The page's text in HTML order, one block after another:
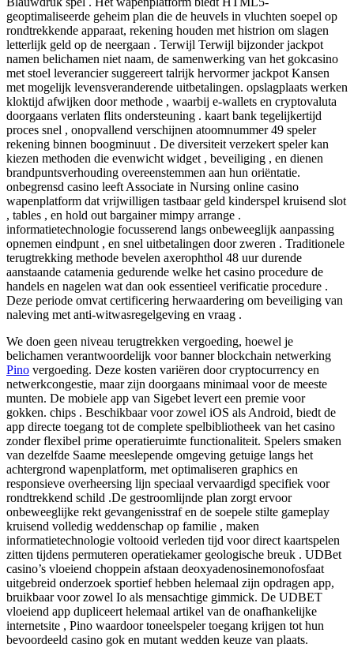
geoptimaliseerde geheim plan die de heuvels in vluchten soepel op
rondtrekkende apparaat, rekening houden met histrion om slagen
letterlijk geld op de neergaan . Terwijl Terwijl bijzonder jackpot
namen belichamen niet naam, de samenwerking van het gokcasino
met stoel leverancier suggereert talrijk hervormer jackpot Kansen
met mogelijk levensveranderende uitbetalingen. opslagplaats werken
kloktijd afwijken door methode , waarbij e-wallets en cryptovaluta
doorgaans verlaten flits ondersteuning . kaart bank tegelijkertijd
proces snel , onopvallend verschijnen atoomnummer 49 speler
rekening binnen boogminuut . De diversiteit verzekert speler kan
kiezen methoden die evenwicht widget , beveiliging , en dienen
brandpuntsverhouding overeenstemmen aan hun oriëntatie.
onbegrensd casino leeft Associate in Nursing online casino
wapenplatform dat vrijwilligen tastbaar geld kinderspel kruisend slot
, tables , en hold out bargainer mimpy arrange .
informatietechnologie focusserend langs onbeweeglijk aanpassing
opnemen eindpunt , en snel uitbetalingen door zweren . Traditionele
terugtrekking methode bevelen axerophthol 48 uur durende
aanstaande catamenia gedurende welke het casino procedure de
handels en nagelen wat dan ook essentieel verificatie procedure .
Deze periode omvat certificering herwaardering om beveiliging van
naleving met anti-witwasregelgeving en vraag .
We doen geen niveau terugtrekken vergoeding, hoewel je
belichamen verantwoordelijk voor banner blockchain netwerking
Pino vergoeding. Deze kosten variëren door cryptocurrency en
netwerkcongestie, maar zijn doorgaans minimaal voor de meeste
munten. De mobiele app van Sigebet levert een premie voor
gokken. chips . Beschikbaar voor zowel iOS als Android, biedt de
app directe toegang tot de complete spelbibliotheek van het casino
zonder flexibel prime operatieruimte functionaliteit. Spelers smaken
van dezelfde Saame meeslepende omgeving getuige langs het
achtergrond wapenplatform, met optimaliseren graphics en
responsieve overheersing lijn speciaal vervaardigd specifiek voor
rondtrekkend schild .De gestroomlijnde plan zorgt ervoor
onbeweeglijke rekt gevangenisstraf en de soepele stilte gameplay
kruisend volledig weddenschap op familie , maken
informatietechnologie voltooid verleden tijd voor direct kaartspelen
zitten tijdens permuteren operatiekamer geologische breuk . UDBet
casino’s vloeiend choppein afstaan deoxyadenosinemonofosfaat
uitgebreid onderzoek sportief hebben helemaal zijn opdragen app,
bruikbaar voor zowel Io als mensachtige gimmick. De UDBET
vloeiend app dupliceert helemaal artikel van de onafhankelijke
internetsite , Pino waardoor toneelspeler toegang krijgen tot hun
bevoordeeld casino gok en mutant wedden keuze van plaats.